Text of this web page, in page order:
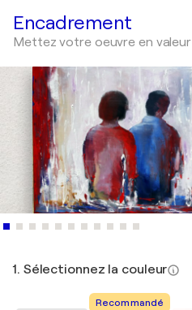
Encadrement
Mettez votre oeuvre en valeur
1. Sélectionnez la couleur
Recommandé